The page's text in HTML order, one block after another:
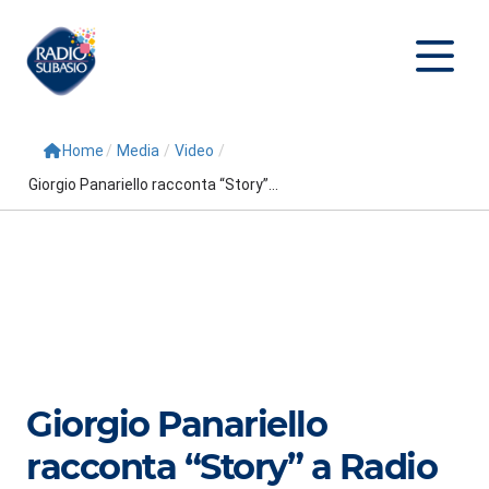
Conduttori
Repliche
Home / Media / Video /
Giorgio Panariello racconta “Story”...
Giorgio Panariello
racconta “Story” a Radio